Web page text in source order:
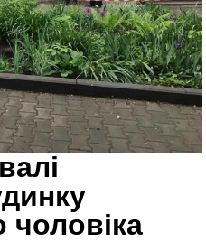
чоловіка